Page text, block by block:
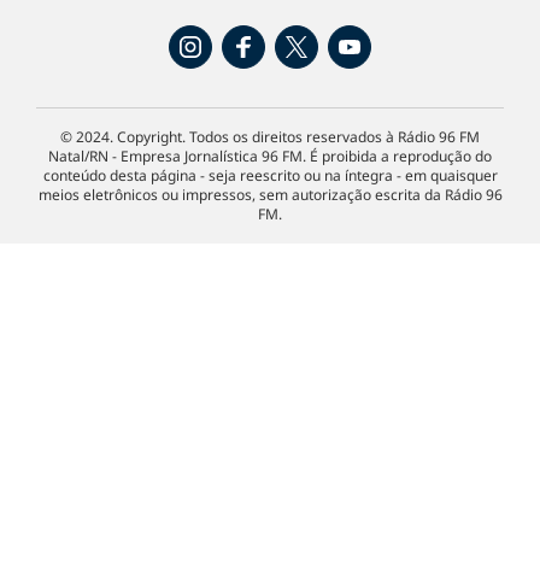
© 2024. Copyright. Todos os direitos reservados à Rádio 96 FM
Natal/RN - Empresa Jornalística 96 FM. É proibida a reprodução do
conteúdo desta página - seja reescrito ou na íntegra - em quaisquer
meios eletrônicos ou impressos, sem autorização escrita da Rádio 96
FM.